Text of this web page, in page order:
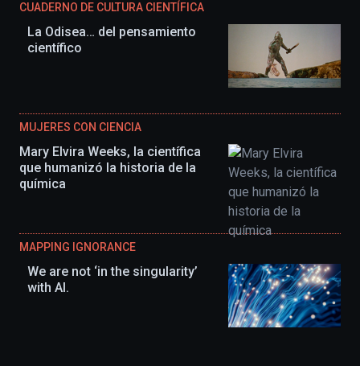
CUADERNO DE CULTURA CIENTÍFICA
La Odisea… del pensamiento
científico
MUJERES CON CIENCIA
Mary Elvira Weeks, la científica
que humanizó la historia de la
química
MAPPING IGNORANCE
We are not ‘in the singularity’
with AI.